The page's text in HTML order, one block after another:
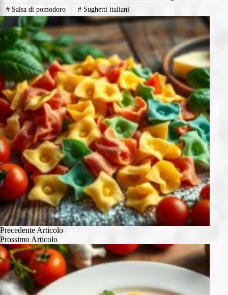
#Salsa di pomodoro #Sughetti italiani
Precedente Articolo
Prossimo Articolo